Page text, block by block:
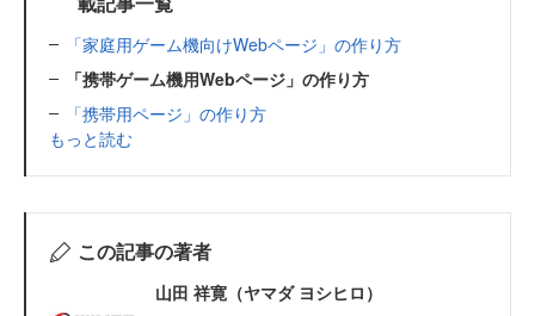
「家庭用ゲーム機向けWebページ」の作り方
「携帯ゲーム機用Webページ」の作り方
「携帯用ページ」の作り方
もっと読む
この記事の著者
山田 祥寛（ヤマダ ヨシヒロ）